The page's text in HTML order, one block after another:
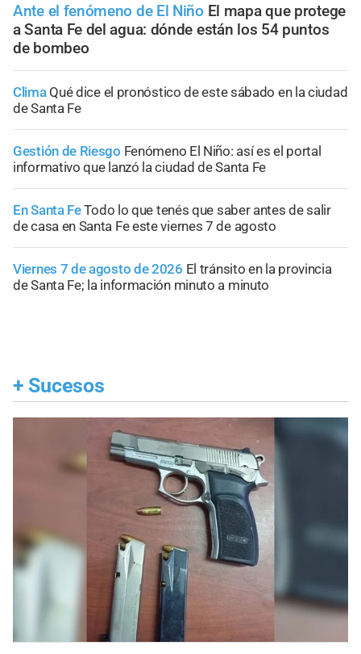
Ante el fenómeno de El Niño El mapa que protege
a Santa Fe del agua: dónde están los 54 puntos
de bombeo
Clima Qué dice el pronóstico de este sábado en la ciudad
de Santa Fe
Gestión de Riesgo Fenómeno El Niño: así es el portal
informativo que lanzó la ciudad de Santa Fe
En Santa FeTodo lo que tenés que saber antes de salir
de casa en Santa Fe este viernes 7 de agosto
Viernes 7 de agosto de 2026 El tránsito en la provincia
de Santa Fe; la información minuto a minuto
+ Sucesos